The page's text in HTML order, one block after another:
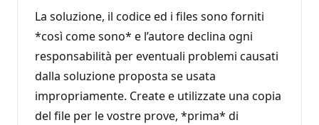
La soluzione, il codice ed i files sono forniti
*così come sono* e l’autore declina ogni
responsabilità per eventuali problemi causati
dalla soluzione proposta se usata
impropriamente. Create e utilizzate una copia
del file per le vostre prove, *prima* di